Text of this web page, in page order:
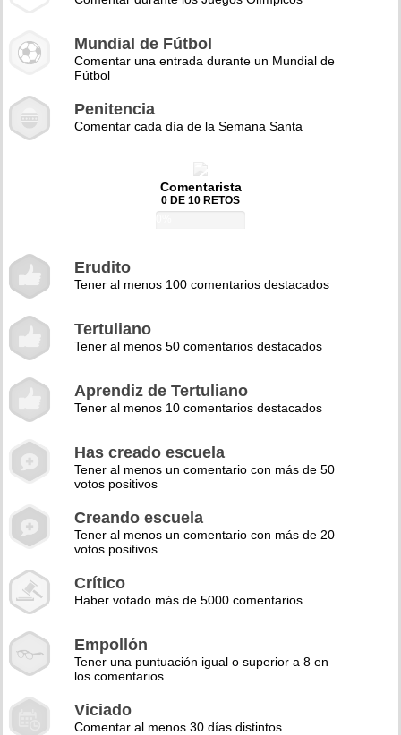
Mundial de Fútbol
Comentar una entrada durante un Mundial de
Fútbol
Penitencia
Comentar cada día de la Semana Santa
Comentarista
0 DE 10 RETOS
Erudito
Tener al menos 100 comentarios destacados
Tertuliano
Tener al menos 50 comentarios destacados
Aprendiz de Tertuliano
Tener al menos 10 comentarios destacados
Has creado escuela
Tener al menos un comentario con más de 50
votos positivos
Creando escuela
Tener al menos un comentario con más de 20
votos positivos
Crítico
Haber votado más de 5000 comentarios
Empollón
Tener una puntuación igual o superior a 8 en
los comentarios
Viciado
Comentar al menos 30 días distintos